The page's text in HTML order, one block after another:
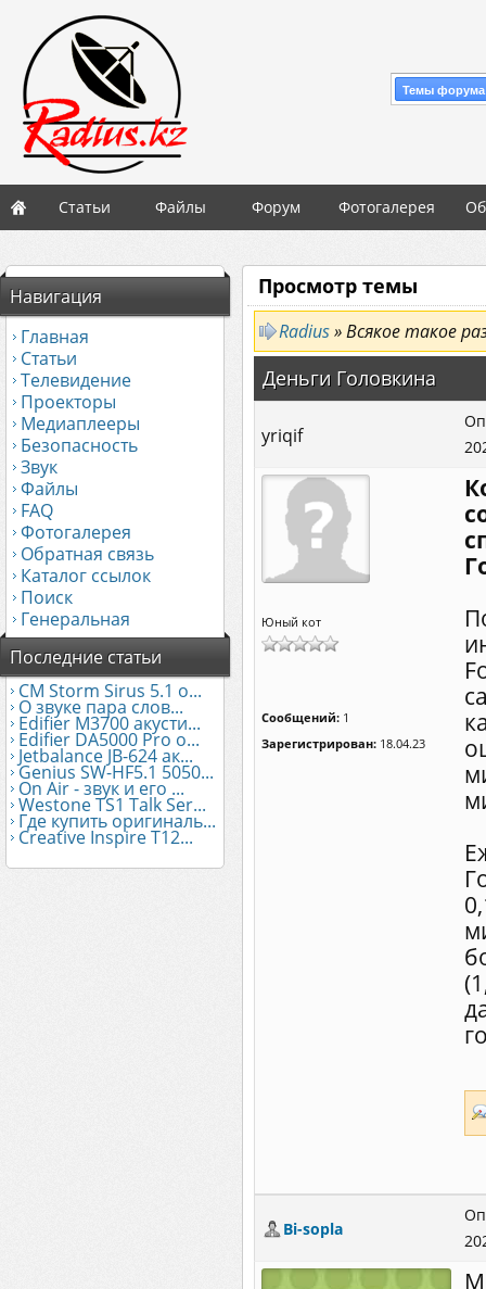
Темы
Статьи Файлы Форум Фотогалерея
Навигация
Главная
Статьи
Телевидение
Проекторы
Медиаплееры
Безопасность
Звук
Файлы
FAQ
Фотогалерея
Обратная связь
Каталог ссылок
Поиск
Генеральная
Последние статьи
CM Storm Sirus 5.1 о...
О звуке пара слов...
Edifier М3700 акусти...
Edifier DA5000 Pro о...
Jetbalance JB-624 ак...
Genius SW-HF5.1 5050...
On Air - звук и его ...
Westone TS1 Talk Ser...
Где купить оригиналь...
Creative Inspire T12...
Просмотр темы
Radius» Всякое такое
Деньги Головкина
yriqif
Юный кот
Сообщений: 1
Зарегистрирован: 18.04.23
Bi-sopla